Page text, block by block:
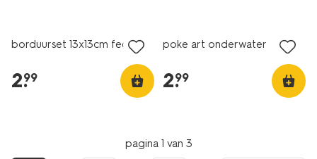
borduurset 13x13cm fee
2.
99
poke art onderwater
2.
99
pagina 1 van 3